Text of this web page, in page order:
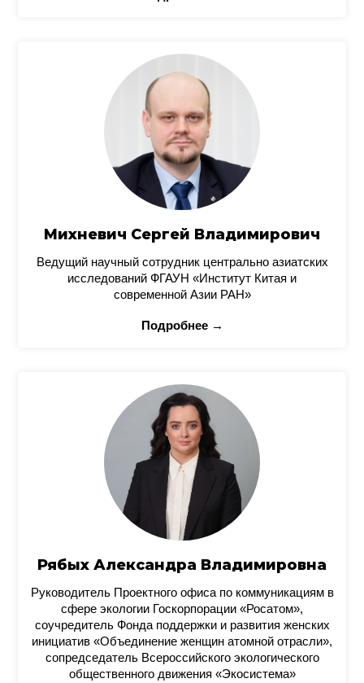
Михневич Сергей Владимирович
Ведущий научный сотрудник центрально азиатских
исследований ФГАУН «Институт Китая и
современной Азии РАН»
Подробнее →
Рябых Александра Владимировна
Руководитель Проектного офиса по коммуникациям в
сфере экологии Госкорпорации «Росатом»,
соучредитель Фонда поддержки и развития женских
инициатив «Объединение женщин атомной отрасли»,
сопредседатель Всероссийского экологического
общественного движения «Экосистема»